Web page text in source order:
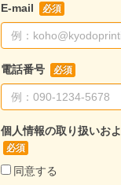
E-mail
電話番号
個人情報の取り扱いお
同意する